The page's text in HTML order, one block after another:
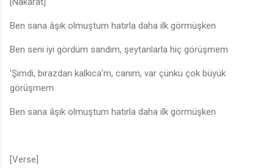
Ben sana âşık olmuştum hatırla daha ilk görmüşken
Ben seni iyi gördüm sandım, şeytanlarla hiç görüşmem
'Şimdi, birazdan kalkıca'm, canım, var çünkü çok büyük
görüşmem
Ben sana âşık olmuştum hatırla daha ilk görmüşken
[Verse]